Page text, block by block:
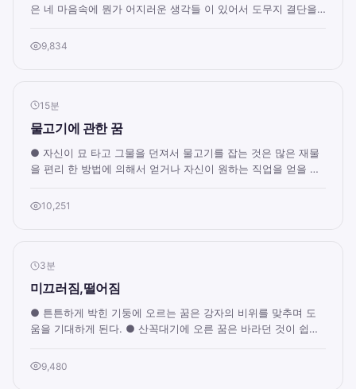
은 네 마음속에 뭔가 어지러운 생각들 이 있어서 도무지 결단을
9,834
15분
물고기에 관한 꿈
● 자신이 묘 타고 그물을 던져서 물고기를 잡는 것은 많은 재물
을 편리 한 방법에 의해서 얻거나 자신이 원하는 직업을 얻을 암
10,251
3분
미끄러짐,떨어짐
● 튼튼하게 박힌 기둥에 오르는 꿈은 강자의 비위를 맞추며 도
움을 기대하게 된다. ● 산꼭대기에 오른 꿈은 바라던 것이 쉽게
9,480